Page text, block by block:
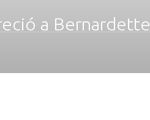
a Bernardette